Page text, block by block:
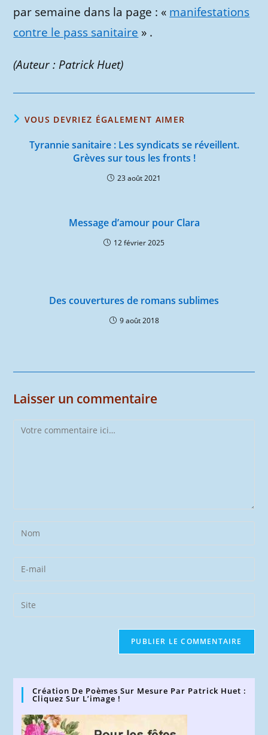
par semaine dans la page : « manifestations
contre le pass sanitaire » .
(Auteur : Patrick Huet)
VOUS DEVRIEZ ÉGALEMENT AIMER
Tyrannie sanitaire : Les syndicats se réveillent.
Grèves sur tous les fronts !
23 août 2021
Message d’amour pour Clara
12 février 2025
Des couvertures de romans sublimes
9 août 2018
Laisser un commentaire
Comment
Enter
your
name
comment
Enter
your
email
address
Saisir
l’URL
Création De Poèmes Sur Mesure Par Patrick Huet :
Cliquez Sur L’image !